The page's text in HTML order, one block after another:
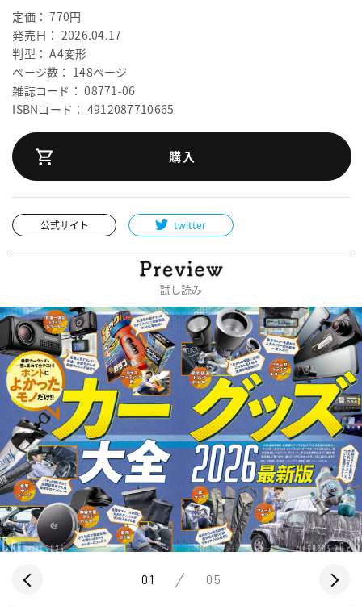
定価： 770円
発売日： 2026.04.17
判型： A4変形
ページ数： 148ページ
雑誌コード： 08771-06
ISBNコード： 4912087710665
購入
公式サイト twitter
試し読み
01 05